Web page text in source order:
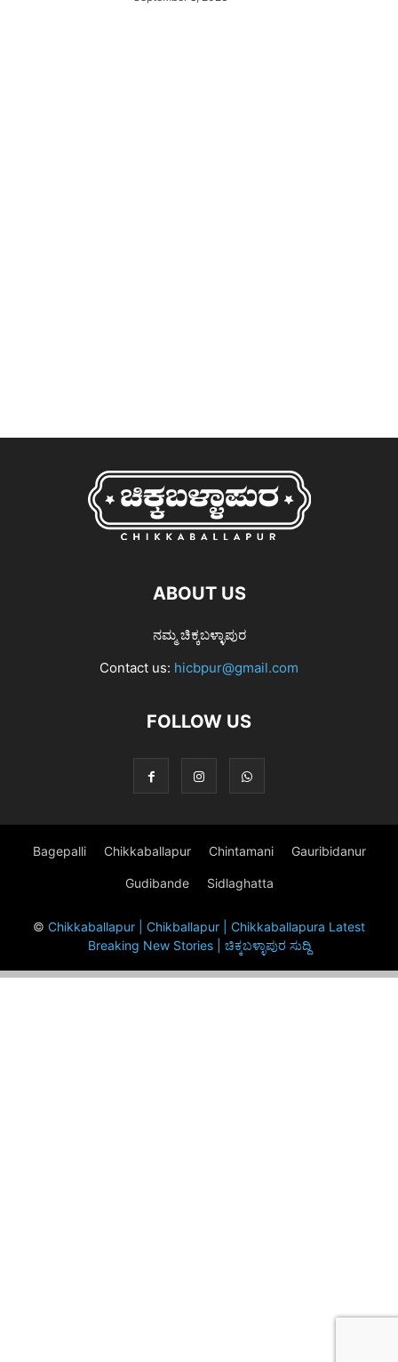
ABOUT US
ನಮ್ಮ ಚಿಕ್ಕಬಳ್ಳಾಪುರ
Contact us: hicbpur@gmail.com
FOLLOW US
Bagepalli Chikkaballapur Chintamani Gauribidanur
Gudibande Sidlaghatta
© Chikkaballapur | Chikballapur | Chikkaballapura Latest
Breaking New Stories | ಚಿಕ್ಕಬಳ್ಳಾಪುರ ಸುದ್ದಿ